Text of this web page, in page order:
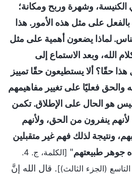
وشهرة وربح ومكانة؛
على مثل هذه الأمور. هذا
لماذا يضعون أهمية على مثل
الله، وبعد الاستماع إلى
حقًا؟ ألا يستطيعون حقًا تمييز
والحق فعليًا على تغيير مفاهيمهم
هو الحال على الإطلاق. تكمن
ينفرون من الحق، ولأنهم
ونتيجة لذلك فهم غير متقبلين
جوهر طبيعتهم"
[الكلمة، ج. 4.
(الجزء الثالث)]. قال الله إنَّ